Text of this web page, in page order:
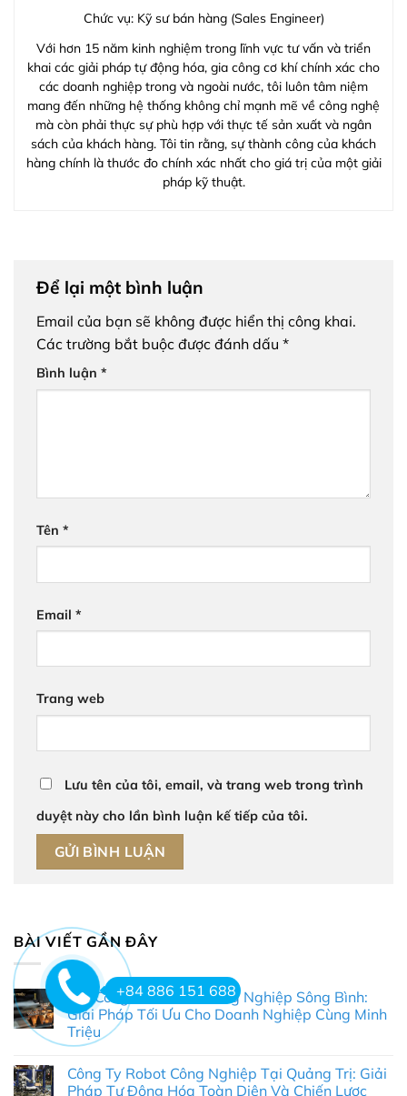
Chức vụ: Kỹ sư bán hàng (Sales Engineer)
Với hơn 15 năm kinh nghiệm trong lĩnh vực tư vấn và triển
khai các giải pháp tự động hóa, gia công cơ khí chính xác cho
các doanh nghiệp trong và ngoài nước, tôi luôn tâm niệm
mang đến những hệ thống không chỉ mạnh mẽ về công nghệ
mà còn phải thực sự phù hợp với thực tế sản xuất và ngân
sách của khách hàng. Tôi tin rằng, sự thành công của khách
hàng chính là thước đo chính xác nhất cho giá trị của một giải
pháp kỹ thuật.
Để lại một bình luận
Email của bạn sẽ không được hiển thị công khai.
Các trường bắt buộc được đánh dấu *
Bình luận *
Tên *
Email *
Trang web
Lưu tên của tôi, email, và trang web trong trình
duyệt này cho lần bình luận kế tiếp của tôi.
BÀI VIẾT GẦN ĐÂY
Gia Công Nhôm Khu Công Nghiệp Sông Bình:
Giải Pháp Tối Ưu Cho Doanh Nghiệp Cùng Minh
Triệu
Không
bình
luận
Công Ty Robot Công Nghiệp Tại Quảng Trị: Giải
Pháp Tự Động Hóa Toàn Diện Và Chiến Lược
+84 886 151 688